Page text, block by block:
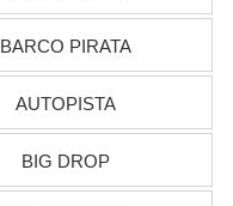
BARCO PIRATA
AUTOPISTA
BIG DROP